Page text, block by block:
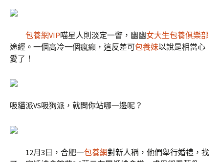
包養網VIP喵星人則淡定一瞥，幽幽女大生包養俱樂部
途經。一個高冷一個瘋癲，這反差可包養妹以說是相當心
愛了！
吸貓派VS吸狗派，就問你站哪一邊呢？
12月3日，合肥一包養網對新人稱，他們舉行婚禮，找